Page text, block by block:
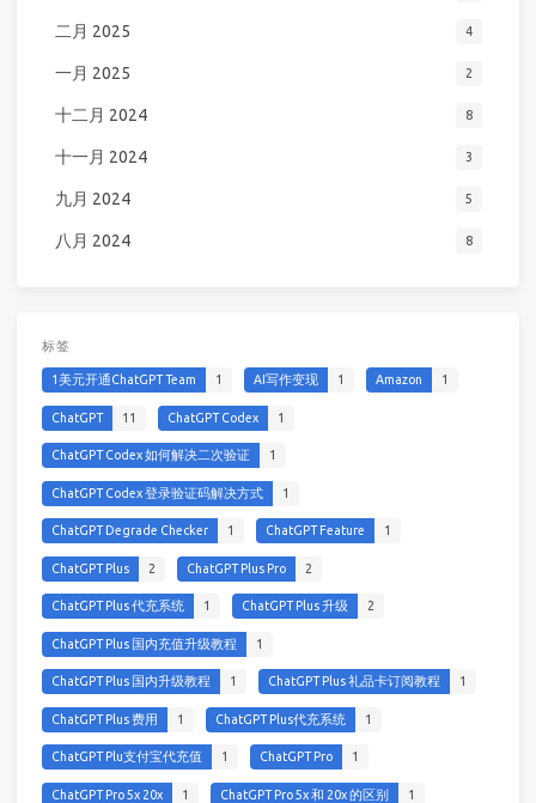
二月 2025 4
一月 2025 2
十二月 2024 8
十一月 2024 3
九月 2024 5
八月 2024 8
标签
1美元开通ChatGPT Team 1 AI写作变现 1 Amazon 1
ChatGPT 11 ChatGPT Codex 1
ChatGPT Codex 如何解决二次验证 1
ChatGPT Codex 登录验证码解决方式 1
ChatGPT Degrade Checker 1 ChatGPT Feature 1
ChatGPT Plus 2 ChatGPT Plus Pro 2
ChatGPT Plus 代充系统 1 ChatGPT Plus 升级 2
ChatGPT Plus 国内充值升级教程 1
ChatGPT Plus 国内升级教程 1 ChatGPT Plus 礼品卡订阅教程 1
ChatGPT Plus 费用 1 ChatGPT Plus代充系统 1
ChatGPT Plu支付宝代充值 1 ChatGPT Pro 1
ChatGPT Pro 5x 20x 1 ChatGPT Pro 5x 和 20x 的区别 1